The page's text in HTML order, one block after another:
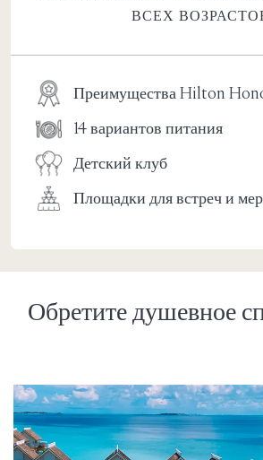
ВСЕХ
Преимущества Hilton
14 вариантов питания
Детский клуб
Площадки для встреч и
Обретите душевное